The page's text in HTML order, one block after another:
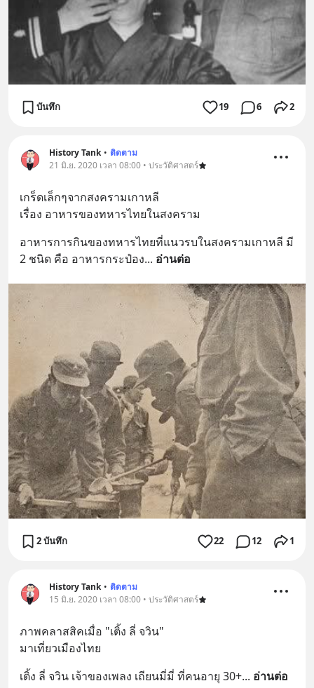
บันทึก 19 6 2
History Tank • ติดตาม
21 มิ.ย. 2020 เวลา 08:00 • ประวัติศาสตร์
เกร็ดเล็กๆจากสงครามเกาหลี
เรื่อง อาหารของทหารไทยในสงคราม
อาหารการกินของทหารไทยที่แนวรบในสงครามเกาหลี มี
2 ชนิด คือ อาหารกระป๋อง... อ่านต่อ
2 บันทึก 22 12 1
History Tank • ติดตาม
15 มิ.ย. 2020 เวลา 08:00 • ประวัติศาสตร์
ภาพคลาสสิคเมื่อ "เติ้ง ลี่ จวิน"
มาเที่ยวเมืองไทย
เติ้ง ลี่ จวิน เจ้าของเพลง เถียนมี่มี่ ที่คนอายุ 30+... อ่านต่อ